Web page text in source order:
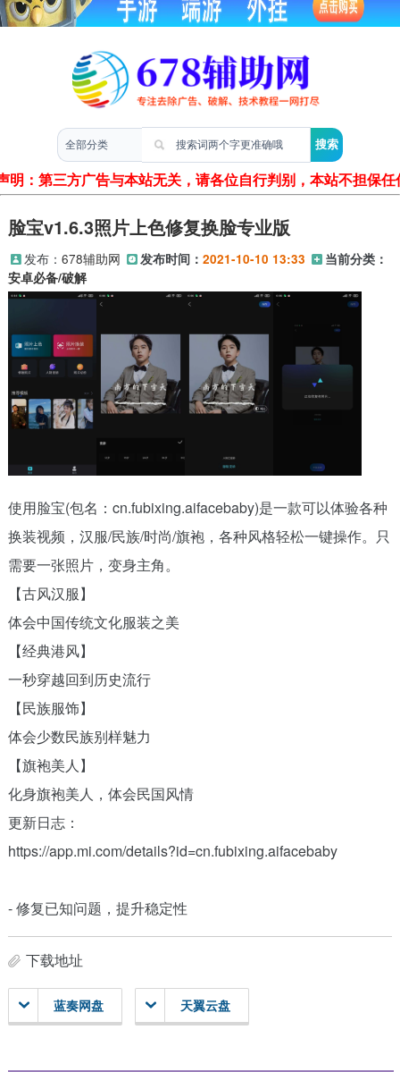
声明：第三方广告与本站无关，请各位自行判别，本站不担保
脸宝v1.6.3照片上色修复换脸专业版
发布： 678辅助网 发布时间： 2021-10-10 13:33
当前分类：
安卓必备/破解
使用脸宝(包名：cn.fubixing.aifacebaby)是一款可以体验各种
换装视频，汉服/民族/时尚/旗袍，各种风格轻松一键操作。只
需要一张照片，变身主角。
【古风汉服】
体会中国传统文化服装之美
【经典港风】
一秒穿越回到历史流行
【民族服饰】
体会少数民族别样魅力
【旗袍美人】
化身旗袍美人，体会民国风情
更新日志：
https://app.mi.com/details?id=cn.fubixing.aifacebaby
- 修复已知问题，提升稳定性
下载地址
蓝奏网盘 天翼云盘